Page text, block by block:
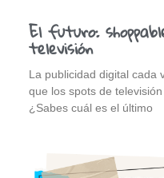
El futuro:
televisión
La publicidad digital cada
que los spots de
¿Sabes cuál es el último